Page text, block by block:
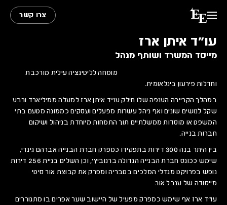
צרו קשר
עו״ד איתן ארז
מייסד המשרד ושותף מנהל
מומחה לליטיגציה עילית מורכבת
וחדלות פירעון בינלאומית.
במהלך הקריירה הענפה שלו חילק עו״ד איתן ארז למעלה ממיליארד ורבע
שקל לנושים שונים ואף ניהל עשרות מפעלים ועסקים כממונה מטעם בתי
המשפט או מוסדות ממשלתיים תוך התמחות מיוחדת בניהול ושיקום
חברות בנייה.
בין היתר בנה 300 דירות בתפקידו כמפרק חברת הבנייה אברהם גינדי,
שימש ככונס חברת הבנייה הגדולה ברנוביץ׳, וכן השלים בניית 256 דירות
נופש בפרויקט מגדלי המלכים בטבריה ומפרק את קבוצת אור סיטי
מייסודה של ענבל אור.
עו״ד ארז אף שימש כמפרק מפעיל של היישוב שער אפרים בו מתגוררים